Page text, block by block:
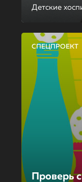
Детские
СПЕЦПРОЕКТ
Проверь